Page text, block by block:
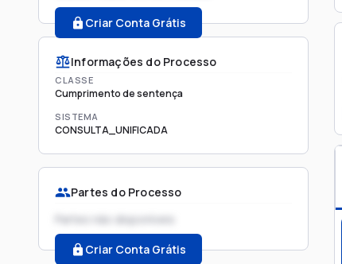
Criar Conta Grátis
Informações do Processo
CLASSE
Cumprimento de sentença
SISTEMA
CONSULTA_UNIFICADA
Partes do Processo
Partes não disponíveis
Criar Conta Grátis